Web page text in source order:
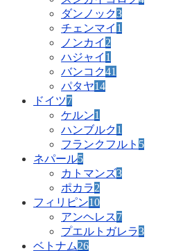
ダンノック3
チェンマイ 1
ノンカイ 2
ハジャイ 1
バンコク41
パタヤ14
ドイツ7
ケルン1
ハンブルク1
フランクフルト 5
ネパール5
カトマンズ3
ポカラ2
フィリピン10
アンヘレス7
プエルトガレラ3
ベトナム26